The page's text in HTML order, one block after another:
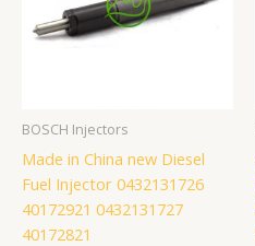
BOSCH Injectors
Made in China new Diesel
Fuel Injector 0432131726
40172921 0432131727
40172821